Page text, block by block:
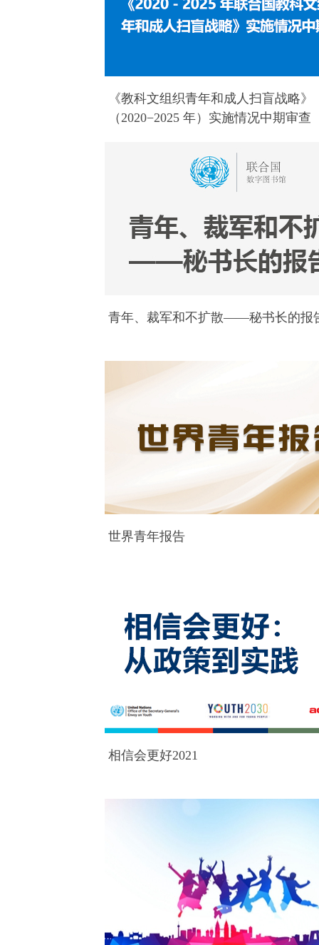
《教科文组织青年和成人扫盲战略》
（2020−2025 年）实施情况中期审查
青年、裁军和不扩散——秘书长的报
世界青年报告
相信会更好2021